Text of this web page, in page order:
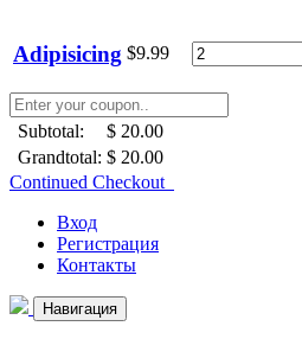
Adipisicing $9.99
Subtotal:
$ 20.00
Grandtotal: $ 20.00
Continued Checkout
Вход
Регистрация
Контакты
Навигация